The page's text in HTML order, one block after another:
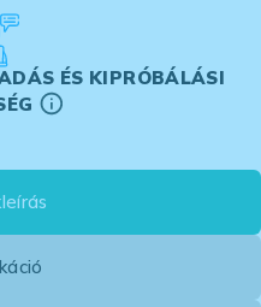
ÉS KIPRÓBÁLÁSI